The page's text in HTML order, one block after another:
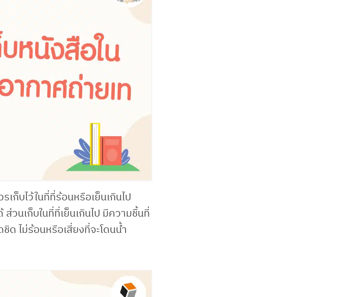
ก็บไว้ในที่ที่ร้อนหรือเย็นเกินไป
ส่วนเก็บในที่ที่เย็นเกินไป มีความชื้นที่
ด ไม่ร้อนหรือเสี่ยงที่จะโดนน้ำ